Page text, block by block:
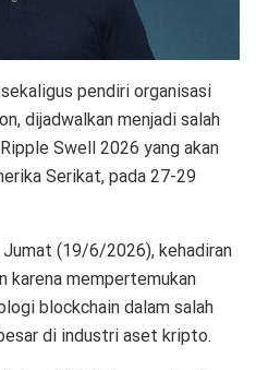
pendiri organisasi
dijadwalkan menjadi salah
Swell 2026 yang akan
Serikat, pada 27-29
(19/6/2026), kehadiran
karena mempertemukan
blockchain dalam salah
di industri aset kripto.